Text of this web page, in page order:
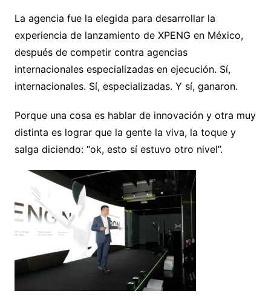
La agencia fue la elegida para desarrollar la
experiencia de lanzamiento de XPENG en México,
después de competir contra agencias
internacionales especializadas en ejecución. Sí,
internacionales. Sí, especializadas. Y sí, ganaron.
Porque una cosa es hablar de innovación y otra muy
distinta es lograr que la gente la viva, la toque y
salga diciendo: “ok, esto sí estuvo otro nivel”.